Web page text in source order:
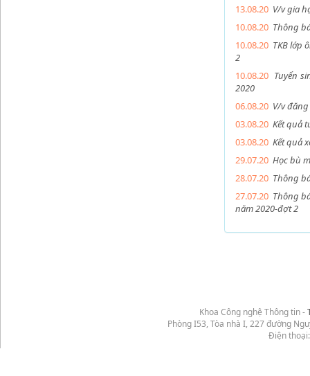
13.08.20 V/v gia
10.08.20 Thông
10.08.20 TKB lớp
2
10.08.20 Tuyển
2020
06.08.20 V/v
03.08.20 Kết quả
03.08.20 Kết quả
29.07.20 Học bù
28.07.20 Thông
27.07.20 Thông
năm 2020-đợt 2
Khoa Công nghệ Thông tin -
Phòng I53, Tòa nhà I, 227 đường
Điện